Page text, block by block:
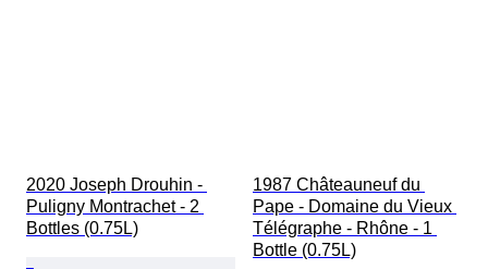
2020 Joseph Drouhin -
Puligny Montrachet - 2
Bottles (0.75L)
1987 Châteauneuf du
Pape - Domaine du Vieux
Télégraphe - Rhône - 1
Bottle (0.75L)